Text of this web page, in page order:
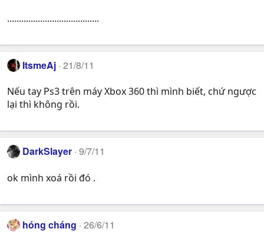
.......................................
ItsmeAj 21/8/11
Nếu tay Ps3 trên máy Xbox 360 thì mình biết, chứ ngược
lại thì không rồi.
DarkSlayer 9/7/11
ok mình xoá rồi đó .
hóng cháng 26/6/11